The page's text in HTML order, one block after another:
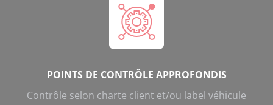
POINTS DE CONTRÔLE APPROFONDIS
Contrôle selon charte client et/ou label véhicule